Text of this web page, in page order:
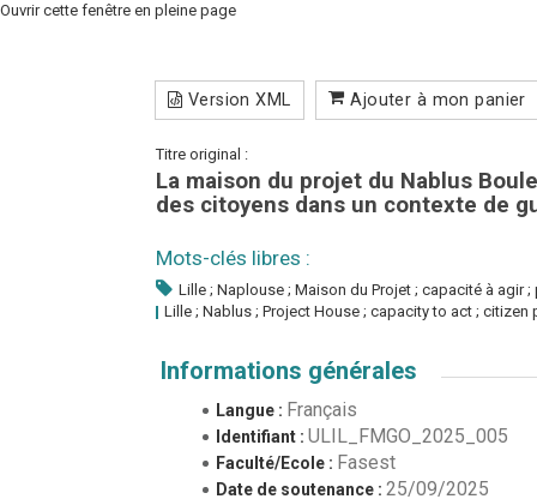
Ouvrir cette fenêtre en pleine page
Version XML Ajouter à mon panier
Titre original :
La maison du projet du Nablus
des citoyens dans un contexte de
Mots-clés libres :
Lille ; Naplouse ; Maison du Projet ; capacité à agir
Lille ; Nablus ; Project House ; capacity to act ;
Informations générales
Langue : Français
Identifiant : ULIL_FMGO_2025_005
Faculté/Ecole : Fasest
Date de soutenance : 25/09/2025